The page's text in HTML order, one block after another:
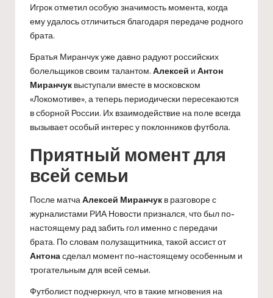
Игрок отметил особую значимость момента, когда
ему удалось отличиться благодаря передаче родного
брата.
Братья Миранчук уже давно радуют российских
болельщиков своим талантом. Алексей и Антон
Миранчук выступали вместе в московском
«Локомотиве», а теперь периодически пересекаются
в сборной России. Их взаимодействие на поле всегда
вызывает особый интерес у поклонников футбола.
Приятный момент для
всей семьи
После матчаАлексей Миранчук в разговоре с
журналистами РИА Новости признался, что был по-
настоящему рад забить гол именно с передачи
брата. По словам полузащитника, такой ассист от
Антонасделал момент по-настоящему особенным и
трогательным для всей семьи.
Футболист подчеркнул, что в такие мгновения на